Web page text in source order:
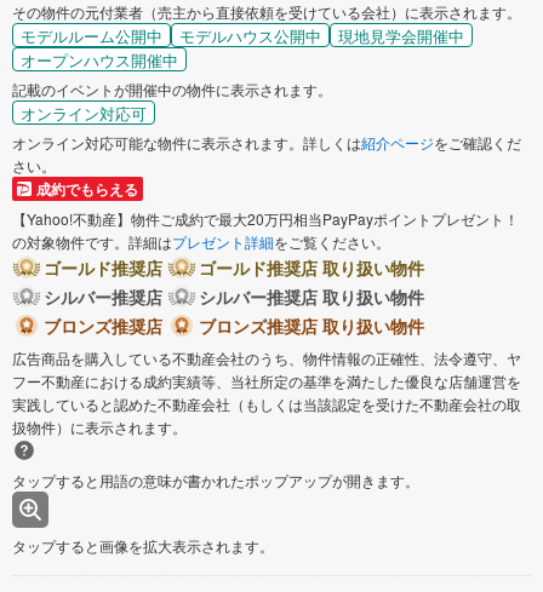
その物件の元付業者（売主から直接依頼を受けている会社）に表示されます。
モデルルーム公開中 モデルハウス公開中
現地見学会開催中
オープンハウス開催中
記載のイベントが開催中の物件に表示されます。
オンライン対応可
オンライン対応可能な物件に表示されます。詳しくは紹介ページをご確認くだ
さい。
成約でもらえる
【Yahoo!不動産】物件ご成約で最大20万円相当PayPayポイントプレゼント！
の対象物件です。詳細はプレゼント詳細をご覧ください。
ゴールド推奨店
ゴールド推奨店 取り扱い物件
シルバー推奨店
シルバー推奨店 取り扱い物件
ブロンズ推奨店
ブロンズ推奨店 取り扱い物件
広告商品を購入している不動産会社のうち、物件情報の正確性、法令遵守、ヤ
フー不動産における成約実績等、当社所定の基準を満たした優良な店舗運営を
実践していると認めた不動産会社（もしくは当該認定を受けた不動産会社の取
扱物件）に表示されます。
タップすると用語の意味が書かれたポップアップが開きます。
タップすると画像を拡大表示されます。